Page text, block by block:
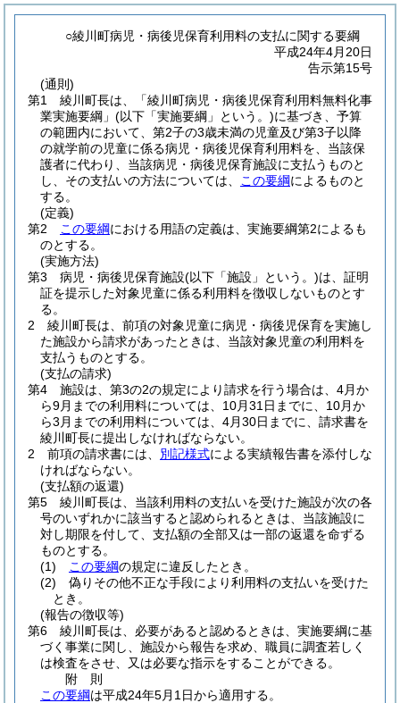
○綾川町病児・病後児保育利用料の支払に関する要綱
平成24年4月20日
告示第15号
(通則)
第1 綾川町長は、「綾川町病児・病後児保育利用料無料化事
業実施要綱」 (以下「実施要綱」という。)に基づき、予算
の範囲内において、第2子の3歳未満の児童及び第3子以降
の就学前の児童に係る病児・病後児保育利用料を、当該保
護者に代わり、当該病児・病後児保育施設に支払うものと
し、その支払いの方法については、
この要綱によるものと
する。
(定義)
第2
この要綱における用語の定義は、実施要綱第2によるも
のとする。
(実施方法)
第3 病児・病後児保育施設(以下「施設」という。)は、証明
証を提示した対象児童に係る利用料を徴収しないものとす
る。
2 綾川町長は、前項の対象児童に病児・病後児保育を実施し
た施設から請求があったときは、当該対象児童の利用料を
支払うものとする。
(支払の請求)
第4 施設は、第3の2の規定により請求を行う場合は、4月か
ら9月までの利用料については、10月31日までに、10月か
ら3月までの利用料については、4月30日までに、請求書を
綾川町長に提出しなければならない。
2 前項の請求書には、 別記様式による実績報告書を添付しな
ければならない。
(支払額の返還)
第5 綾川町長は、当該利用料の支払いを受けた施設が次の各
号のいずれかに該当すると認められるときは、当該施設に
対し期限を付して、支払額の全部又は一部の返還を命ずる
ものとする。
(1)
この要綱の規定に違反したとき。
(2) 偽りその他不正な手段により利用料の支払いを受けた
とき。
(報告の徴収等)
第6 綾川町長は、必要があると認めるときは、実施要綱に基
づく事業に関し、施設から報告を求め、職員に調査若しく
は検査をさせ、又は必要な指示をすることができる。
附 則
この要綱は平成24年5月1日から適用する。